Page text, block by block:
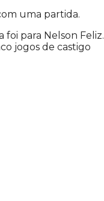
uma partida.
foi para Nelson Feliz.
jogos de castigo